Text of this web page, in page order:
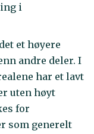
i
et høyere
andre deler. I
har et lavt
uten høyt
for
som generelt